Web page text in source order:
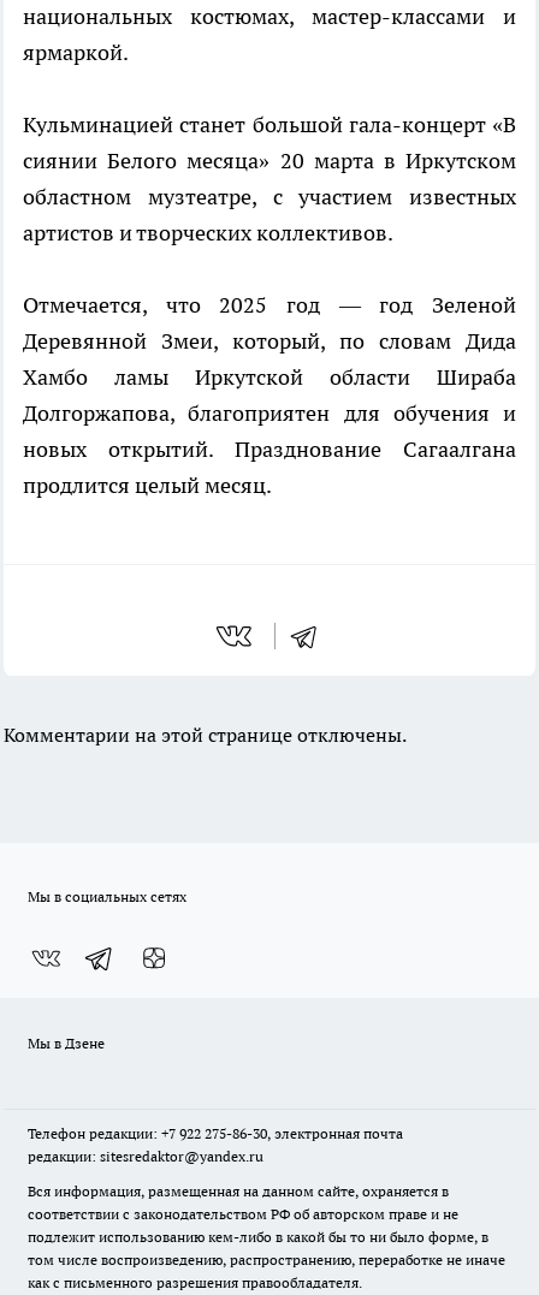
национальных костюмах, мастер-классами и
ярмаркой.
Кульминацией станет большой гала-концерт «В
сиянии Белого месяца» 20 марта в Иркутском
областном музтеатре, с участием известных
артистов и творческих коллективов.
Отмечается, что 2025 год — год Зеленой
Деревянной Змеи, который, по словам Дида
Хамбо ламы Иркутской области Шираба
Долгоржапова, благоприятен для обучения и
новых открытий. Празднование Сагаалгана
продлится целый месяц.
Комментарии на этой странице отключены.
Мы в социальных сетях
Мы в Дзене
Телефон редакции: +7 922 275-86-30, электронная почта
редакции: sitesredaktor@yandex.ru
Вся информация, размещенная на данном сайте, охраняется в
соответствии с законодательством РФ об авторском праве и не
подлежит использованию кем-либо в какой бы то ни было форме, в
том числе воспроизведению, распространению, переработке не иначе
как с письменного разрешения правообладателя.